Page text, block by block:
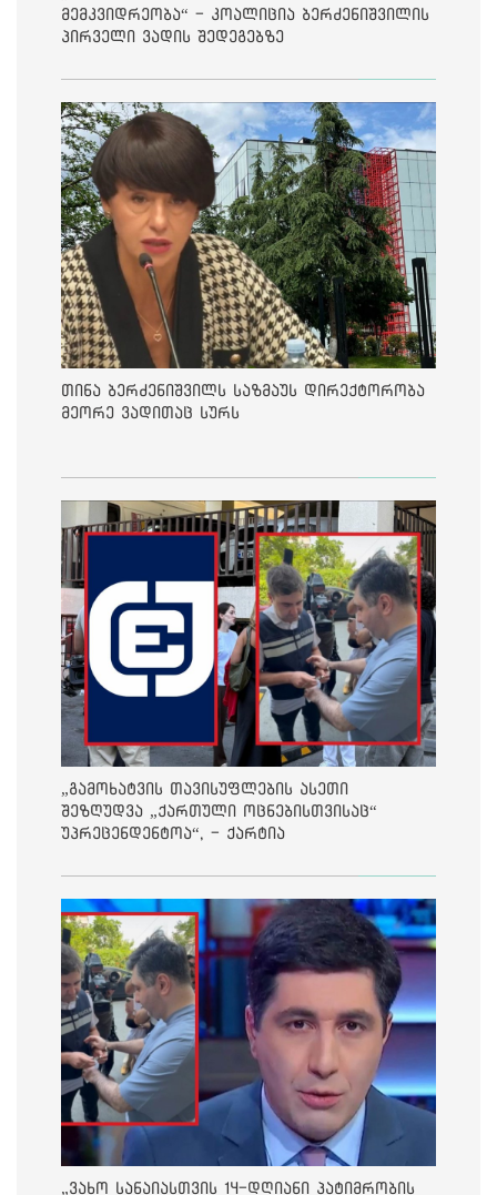
მემკვიდრეობა“ - კოალიცია ბერძენიშვილის
პირველი ვადის შედეგებზე
თინა ბერძენიშვილს საზმაუს დირექტორობა
მეორე ვადითაც სურს
„გამოხატვის თავისუფლების ასეთი
შეზღუდვა „ქართული ოცნებისთვისაც“
უპრეცენდენტოა“, - ქარტია
„ვახო სანაიასთვის 14-დღიანი პატიმრობის